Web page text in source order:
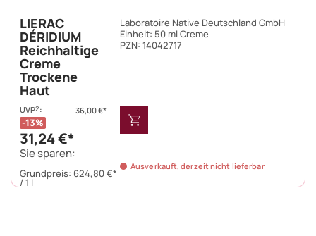
LIERAC
DÉRIDIUM
Reichhaltige
Creme
Trockene
Haut
Laboratoire Native Deutschland GmbH
Einheit: 50 ml Creme
PZN: 14042717
UVP2: 36,00 €*
31,24 €*
Sie sparen:
13%
Ausverkauft, derzeit nicht lieferbar
Grundpreis: 624,80 €*
/ 1 l